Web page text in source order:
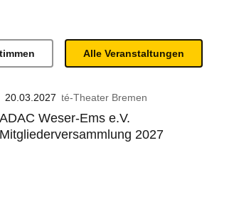
20.03.2027
GOP Varieté-Theater Bremen
ADAC Weser-Ems e.V.
Mitgliederversammlung 2027
Alle Veranstaltungen